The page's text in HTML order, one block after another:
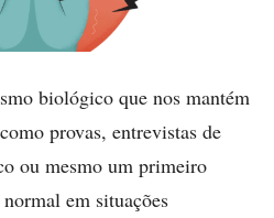
biológico que nos mantém
provas, entrevistas de
ou mesmo um primeiro
em situações